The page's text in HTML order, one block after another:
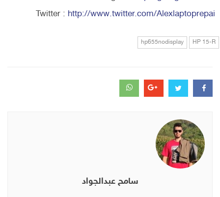
Twitter : http://www.twitter.com/Alexlaptoprepai
HP 15-R
hp655nodisplay
سامح عبدالجواد